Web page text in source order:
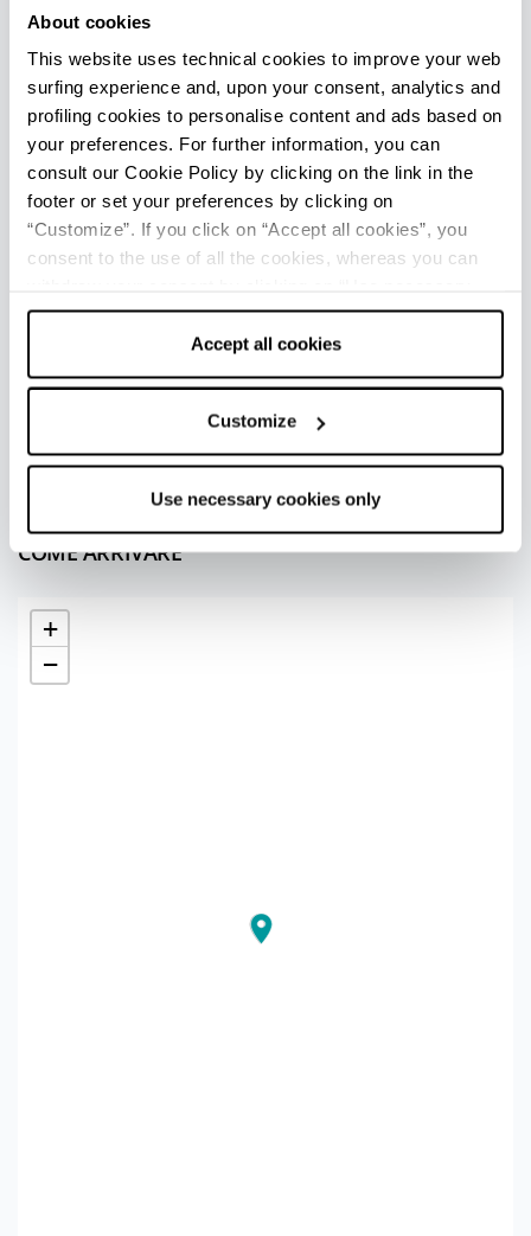
About cookies
This website uses technical cookies to improve your web
surfing experience and, upon your consent, analytics and
profiling cookies to personalise content and ads based on
your preferences. For further information, you can
consult our Cookie Policy by clicking on the link in the
footer or set your preferences by clicking on
“Customize”. If you click on “Accept all cookies”, you
consent to the use of all the cookies, whereas you can
cookies only” and only the technical cookies for the
correct functioning of the website will be used.
Accept all cookies
Customize
Use necessary cookies only
temporaneamente chiusa al pubblico.
UFFICI INFORMAZIONE TURISTICA
Castell'Arquato e Val d'Arda - Ufficio Informazioni e
Accoglienza Turistica (IAT-R)
Info
REDAZIONE
Redazione Piacenza e provincia
Ultimo aggiornamento 12/05/2026
COME ARRIVARE
+
−